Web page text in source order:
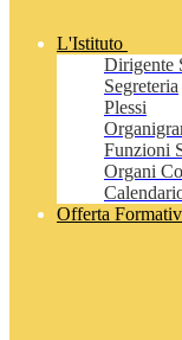
L'Istituto
Dirigente
Segreteria
Plessi
Funzioni
Organi
Offerta